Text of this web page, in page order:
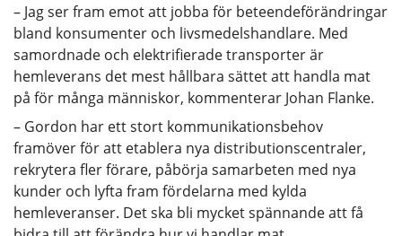
– Jag ser fram emot att jobba för beteendeförändringar
bland konsumenter och livsmedelshandlare. Med
samordnade och elektrifierade transporter är
hemleverans det mest hållbara sättet att handla mat
på för många människor, kommenterar Johan Flanke.
– Gordon har ett stort kommunikationsbehov
framöver för att etablera nya distributionscentraler,
rekrytera fler förare, påbörja samarbeten med nya
kunder och lyfta fram fördelarna med kylda
hemleveranser. Det ska bli mycket spännande att få